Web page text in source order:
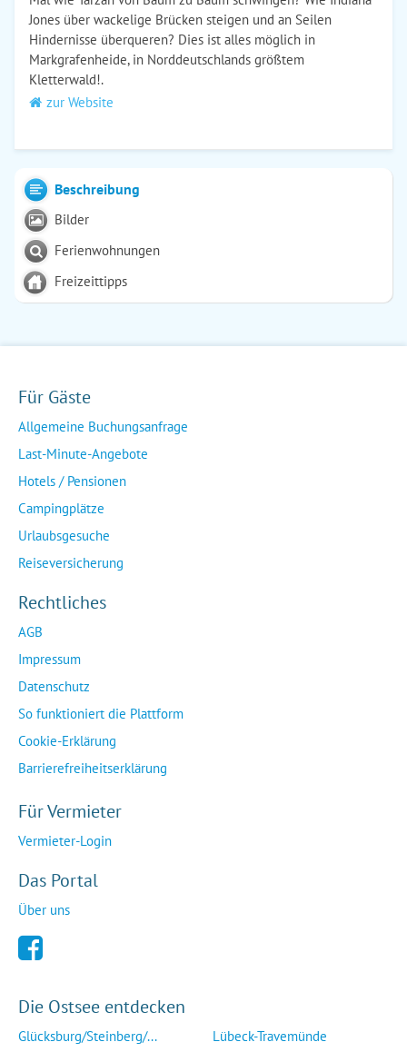
Jones über wackelige Brücken steigen und an Seilen
Hindernisse überqueren? Dies ist alles möglich in
Markgrafenheide, in Norddeutschlands größtem
Kletterwald!.
zur Website
Beschreibung
Bilder
Ferienwohnungen
Freizeittipps
Für Gäste
Allgemeine Buchungsanfrage
Last-Minute-Angebote
Hotels / Pensionen
Campingplätze
Urlaubsgesuche
Reiseversicherung
Rechtliches
AGB
Impressum
Datenschutz
So funktioniert die Plattform
Cookie-Erklärung
Barrierefreiheitserklärung
Für Vermieter
Vermieter-Login
Das Portal
Über uns
Die Ostsee entdecken
Glücksburg/Steinberg/... Lübeck-Travemünde